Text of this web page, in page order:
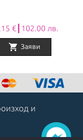
€┃102.00 лв.
shopping_cart Заяви
и